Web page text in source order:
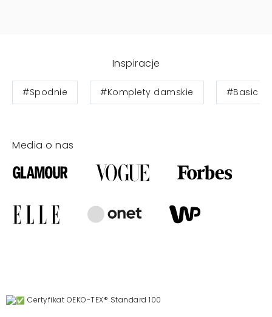
Inspiracje
#Spodnie #Komplety damskie #Basic
Media o nas
Certyfikat OEKO-TEX® Standard 100